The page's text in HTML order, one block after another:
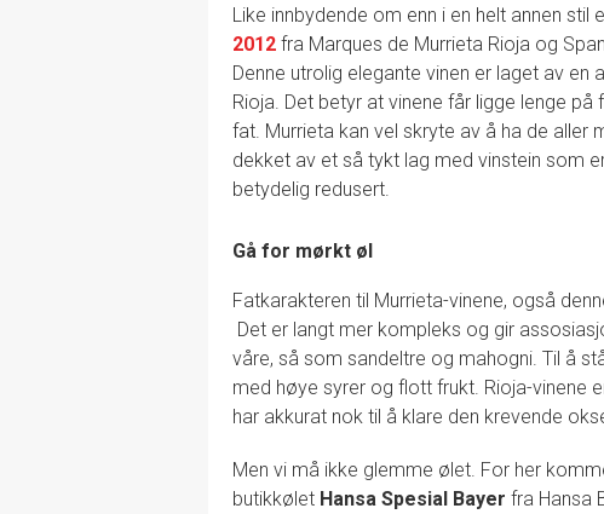
Like innbydende om enn i en helt annen stil
2012 fra Marques de Murrieta Rioja og
Denne utrolig elegante vinen er laget av
Rioja. Det betyr at vinene får ligge lenge
fat. Murrieta kan vel skryte av å ha de aller
dekket av et så tykt lag med vinstein som
betydelig redusert.
Gå for mørkt øl
Fatkarakteren til Murrieta-vinene, også
Det er langt mer kompleks og gir
våre, så som sandeltre og mahogni. Til å
med høye syrer og flott frukt. Rioja-vinene
har akkurat nok til å klare den krevende
Men vi må ikke glemme ølet. For her
butikkølet Hansa Spesial Bayer fra Hansa